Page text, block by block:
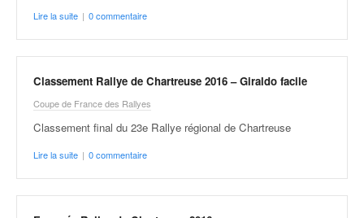
Lire la suite | 0 commentaire
Classement Rallye de Chartreuse 2016 – Giraldo facile
Coupe de France des Rallyes
Classement final du 23e Rallye régional de Chartreuse
Lire la suite | 0 commentaire